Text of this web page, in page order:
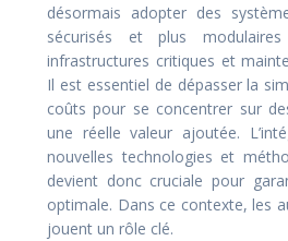
désormais adopter des
sécurisés et plus
infrastructures critiques et
Il est essentiel de dépasser la
coûts pour se concentrer sur
une réelle valeur ajoutée.
nouvelles technologies et
devient donc cruciale pour
optimale. Dans ce contexte, les
jouent un rôle clé.